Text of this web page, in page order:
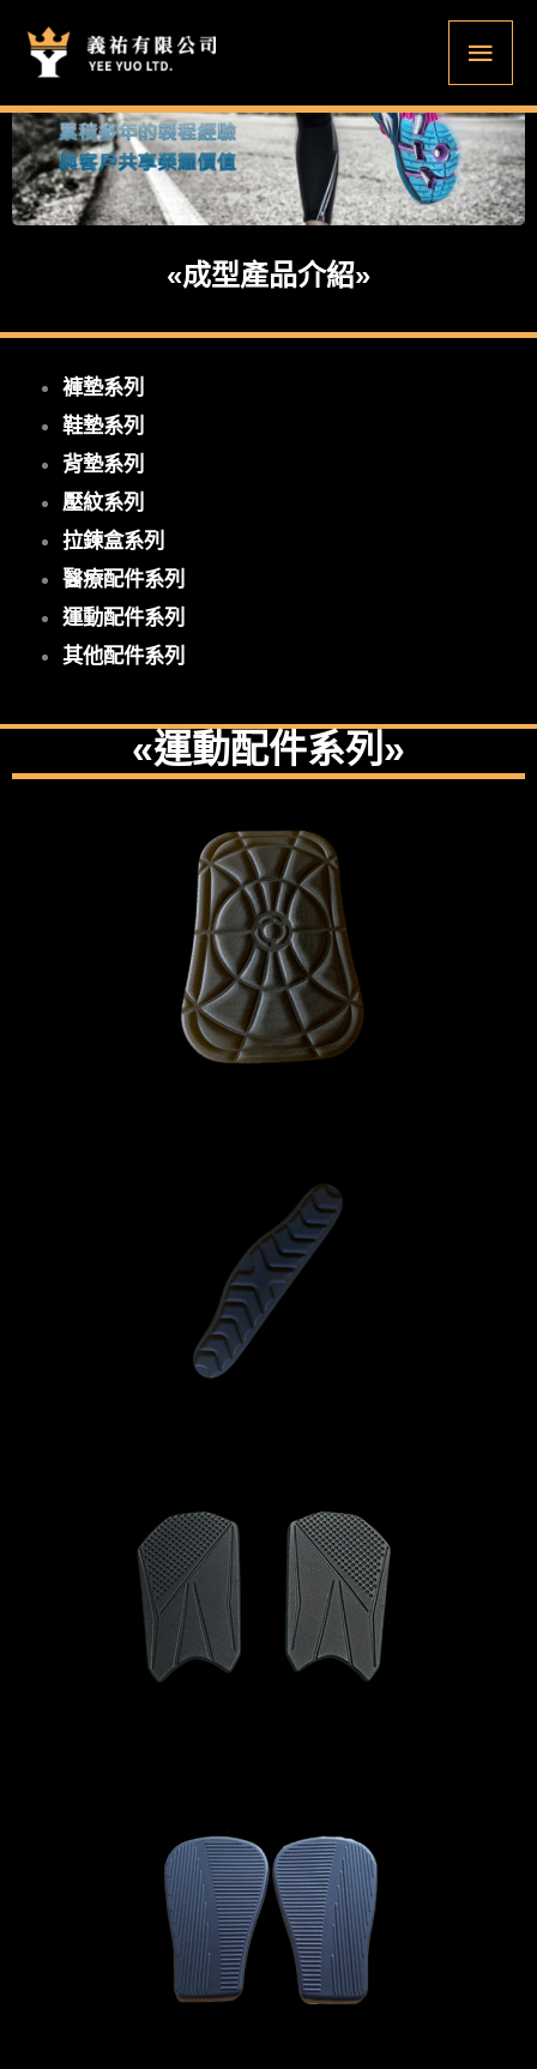
要
內
容
主
要
選
單
«成型產品介紹»
褲墊系列
鞋墊系列
背墊系列
壓紋系列
拉鍊盒系列
醫療配件系列
運動配件系列
其他配件系列
«運動配件系列»